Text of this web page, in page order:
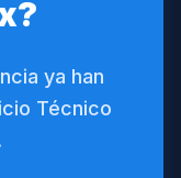
ya han
Técnico